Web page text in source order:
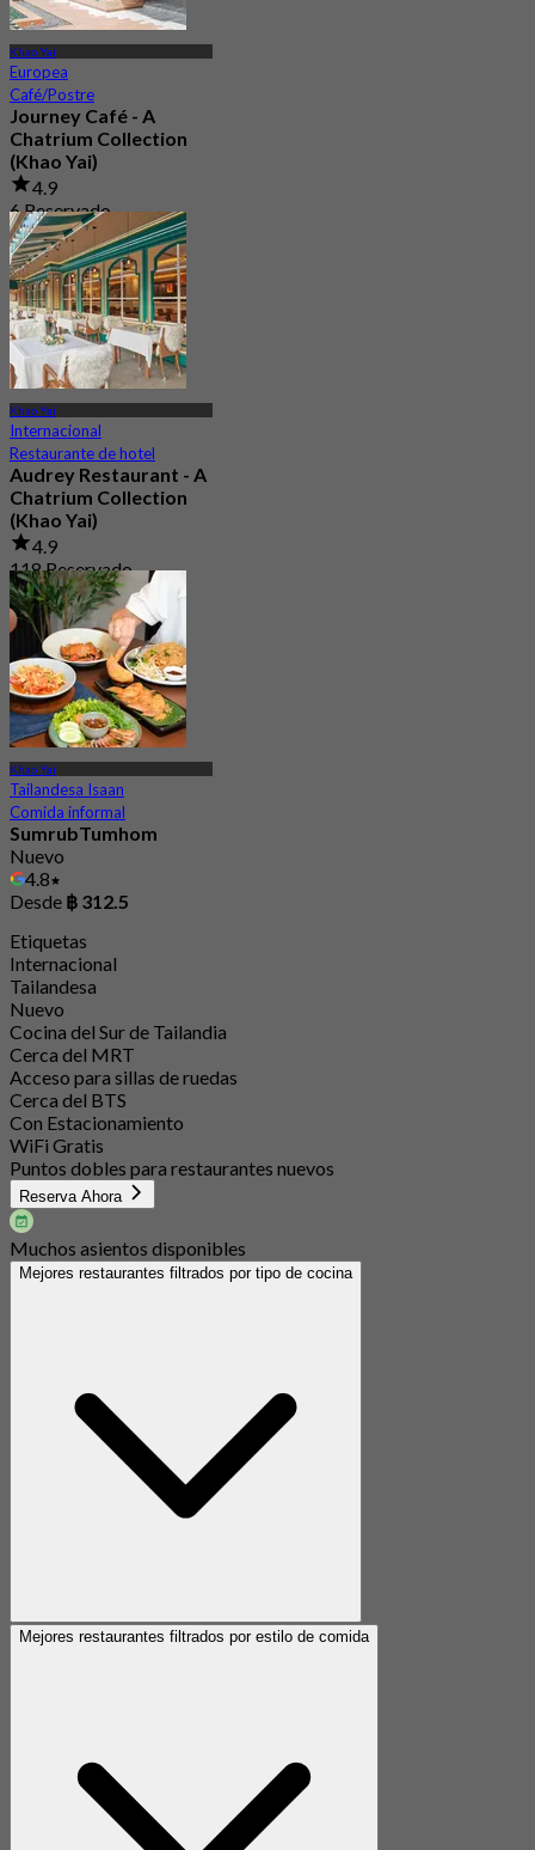
Khao Yai
Europea
Café/Postre
Journey Café - A
Chatrium Collection
(Khao Yai)
4.9
6 Reservado
Desde฿ 487.5
Khao Yai
Internacional
Restaurante de hotel
Audrey Restaurant - A
Chatrium Collection
(Khao Yai)
4.9
118 Reservado
Desde฿ 396.66
Khao Yai
Tailandesa Isaan
Comida informal
SumrubTumhom
Nuevo
4.8
Desde ฿ 312.5
Etiquetas
Internacional
Tailandesa
Nuevo
Cocina del Sur de Tailandia
Cerca del MRT
Acceso para sillas de ruedas
Cerca del BTS
Con Estacionamiento
WiFi Gratis
Puntos dobles para restaurantes nuevos
Reserva Ahora
Muchos asientos disponibles
Mejores restaurantes filtrados por tipo de cocina
Mejores restaurantes filtrados por estilo de comida